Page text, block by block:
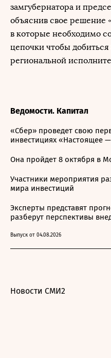
замгубернатора и
объяснив свое решение
в которые необходимо
цепочки чтобы
региональной
Ведомости. Капитал
«Сбер» проведет свою
инвестициях «Настоящее
Она пройдет 8 октября в
Участники мероприятия
мира инвестиций
Эксперты представят
разберут перспективы
Выпуск от 04.08.2026
Новости СМИ2